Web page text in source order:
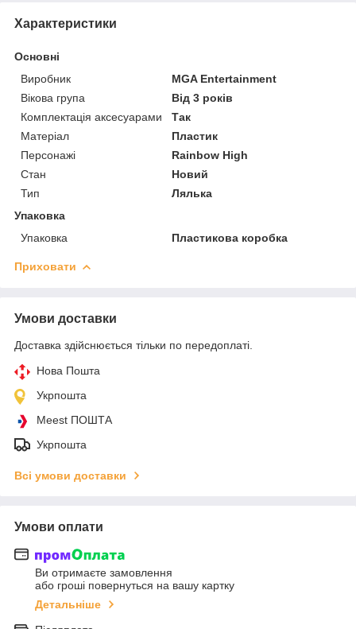
Характеристики
Основні
Виробник
MGA Entertainment
Вікова група
Від 3 років
Комплектація аксесуарами
Так
Матеріал
Пластик
Персонажі
Rainbow High
Стан
Новий
Тип
Лялька
Упаковка
Упаковка
Пластикова коробка
Приховати
Умови доставки
Доставка здійснюється тільки по передоплаті.
Нова Пошта
Укрпошта
Meest ПОШТА
Укрпошта
Всі умови доставки
Умови оплати
Ви отримаєте замовлення
або гроші повернуться на вашу картку
Детальніше